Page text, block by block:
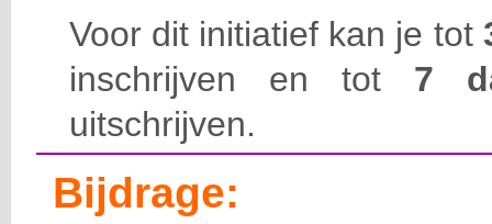
Voor dit initiatief kan je tot
inschrijven en tot 7
uitschrijven.
Bijdrage: